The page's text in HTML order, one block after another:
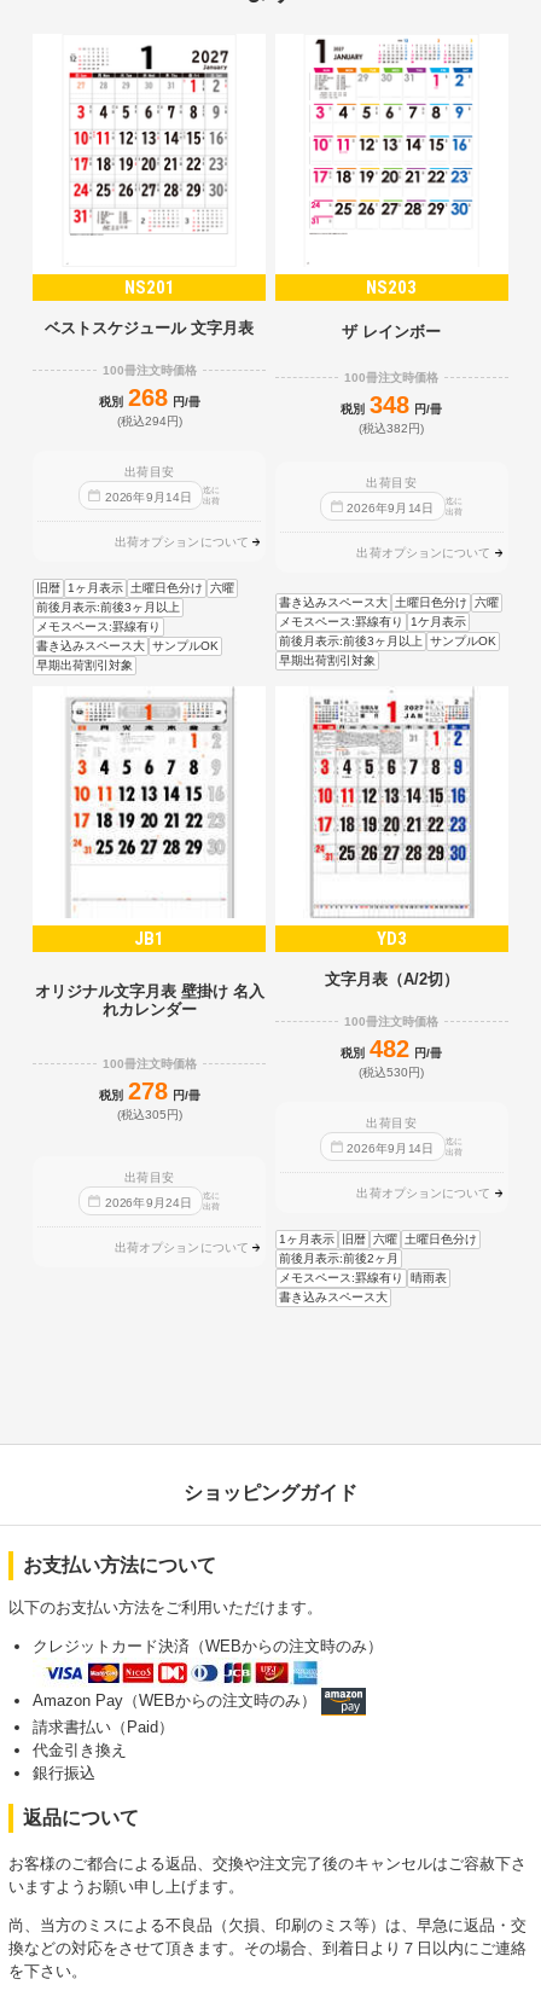
NS201
ベストスケジュール 文字月表
100冊注文時価格
税別 268 円/冊
(税込294円)
出荷目安
2026年9 月 14日
迄に
出荷
出荷オプションについて
旧暦 1ヶ月表示 土曜日色分け
六曜
前後月表示:前後3ヶ月以上
メモスペース:罫線有り
書き込みスペース大 サンプルOK
早期出荷割引対象
NS203
ザ レインボー
100冊注文時価格
税別 348 円/冊
(税込382円)
出荷目安
2026年9 月 14日
迄に
出荷
出荷オプションについて
書き込みスペース大 土曜日色分け
六曜
メモスペース:罫線有り
1ケ月表示
前後月表示:前後3ヶ月以上 サンプルOK
早期出荷割引対象
JB1
オリジナル文字月表 壁掛け 名入
れカレンダー
100冊注文時価格
税別 278 円/冊
(税込305円)
出荷目安
2026年9 月24日
迄に
出荷
出荷オプションについて
YD3
文字月表（A/2切）
100冊注文時価格
税別 482 円/冊
(税込530円)
出荷目安
2026年9 月 14日
迄に
出荷
出荷オプションについて
1ヶ月表示 旧暦 六曜 土曜日色分け
前後月表示:前後2ヶ月
メモスペース:罫線有り
晴雨表
書き込みスペース大
ショッピングガイド
お支払い方法について
以下のお支払い方法をご利用いただけます。
クレジットカード決済（WEBからの注文時のみ）
Amazon Pay（WEBからの注文時のみ）
請求書払い（Paid）
代金引き換え
銀行振込
返品について
お客様のご都合による返品、交換や注文完了後のキャンセルはご容赦下さ
いますようお願い申し上げます。
尚、当方のミスによる不良品（欠損、印刷のミス等）は、早急に返品・交
換などの対応をさせて頂きます。その場合、到着日より７日以内にご連絡
を下さい。